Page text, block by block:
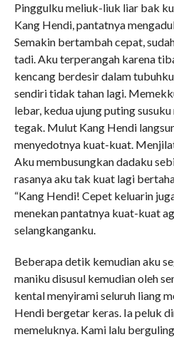
Pinggulku meliuk-liuk liar bak
Kang Hendi, pantatnya
Semakin bertambah cepat,
tadi. Aku terperangah karena
kencang berdesir dalam
sendiri tidak tahan lagi.
lebar, kedua ujung puting
tegak. Mulut Kang Hendi
menyedotnya kuat-kuat.
Aku membusungkan dadaku
rasanya aku tak kuat lagi
“Kang Hendi! Cepet keluarin
menekan pantatnya kuat-kuat
selangkanganku.
Beberapa detik kemudian aku
maniku disusul kemudian oleh
kental menyirami seluruh liang
Hendi bergetar keras. Ia peluk
memeluknya. Kami lalu